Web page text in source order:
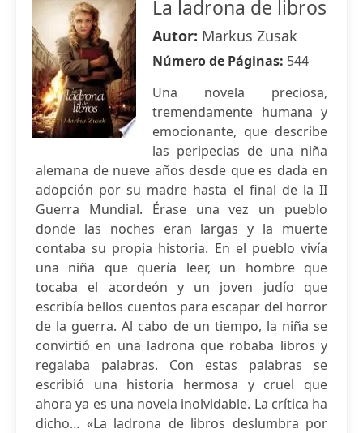
La ladrona de libros
Autor: Markus Zusak
Número de Páginas: 544
Una novela preciosa,
tremendamente humana y
emocionante, que describe
las peripecias de una niña
alemana de nueve años desde que es dada en
adopción por su madre hasta el final de la II
Guerra Mundial. Érase una vez un pueblo
donde las noches eran largas y la muerte
contaba su propia historia. En el pueblo vivía
una niña que quería leer, un hombre que
tocaba el acordeón y un joven judío que
escribía bellos cuentos para escapar del horror
de la guerra. Al cabo de un tiempo, la niña se
convirtió en una ladrona que robaba libros y
regalaba palabras. Con estas palabras se
escribió una historia hermosa y cruel que
ahora ya es una novela inolvidable. La crítica ha
dicho... «La ladrona de libros deslumbra por